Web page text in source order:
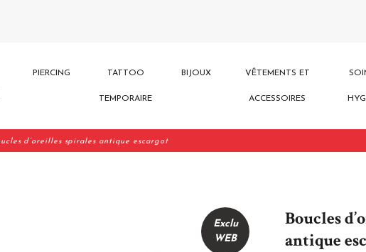
PIERCING TATTOO
TEMPORAIRE
BIJOUX VÊTEMENTS ET
ACCESSOIRES
d’oreilles spirales antique escargot
Exclu
WEB
Boucles
antique